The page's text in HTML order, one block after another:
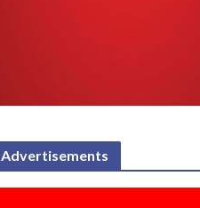
Advertisements